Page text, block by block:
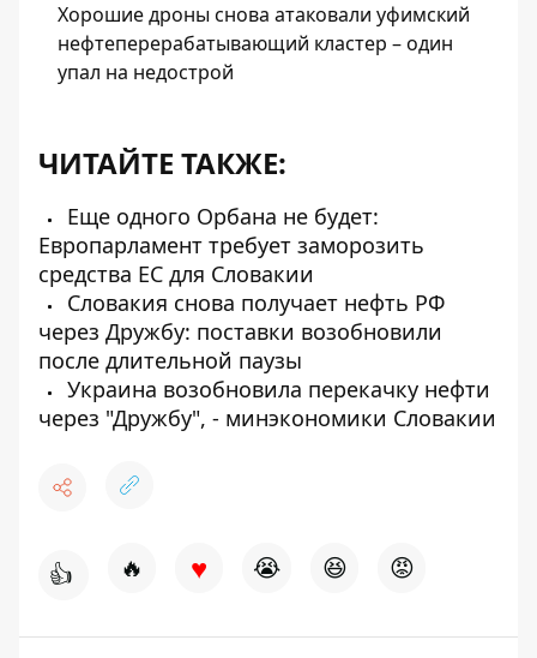
Хорошие дроны снова атаковали уфимский
нефтеперерабатывающий кластер – один
упал на недострой
ЧИТАЙТЕ ТАКЖЕ:
Еще одного Орбана не будет:
Европарламент требует заморозить
средства ЕС для Словакии
Словакия снова получает нефть РФ
через Дружбу: поставки возобновили
после длительной паузы
Украина возобновила перекачку нефти
через "Дружбу", - минэкономики Словакии
👍 🔥 ♥ 😭 😆 😡